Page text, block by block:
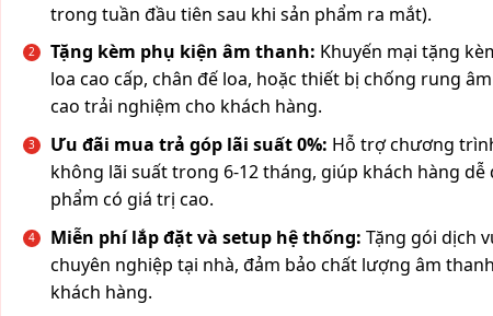
trong tuần đầu tiên sau khi sản phẩm ra mắt).
Tặng kèm phụ kiện âm thanh: Khuyến mại tặng
loa cao cấp, chân đế loa, hoặc thiết bị chống rung
cao trải nghiệm cho khách hàng.
Ưu đãi mua trả góp lãi suất 0%: Hỗ trợ chương
không lãi suất trong 6-12 tháng, giúp khách hàng dễ
phẩm có giá trị cao.
Miễn phí lắp đặt và setup hệ thống: Tặng gói dịch
chuyên nghiệp tại nhà, đảm bảo chất lượng âm
khách hàng.